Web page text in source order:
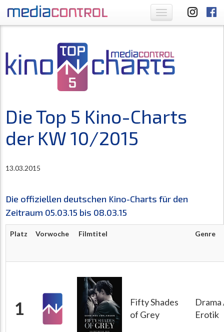
Toggle
navigation
Die Top 5 Kino-Charts
der KW 10/2015
13.03.2015
Die offiziellen deutschen Kino-Charts für den
Zeitraum 05.03.15 bis 08.03.15
Platz Vorwoche Filmtitel Genre
1
Fifty Shades
of Grey
Drama
Erotik